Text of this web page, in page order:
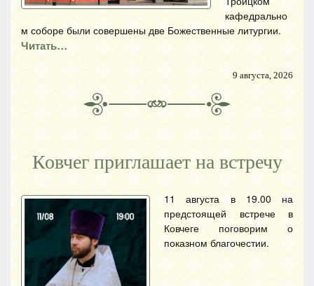
кафедрально
м соборе были совершены две Божественные литургии.
Читать…
9 августа, 2026
Ковчег приглашает на встречу
11 августа в 19.00 на
предстоящей встрече в
Ковчеге поговорим о
показном благочестии.